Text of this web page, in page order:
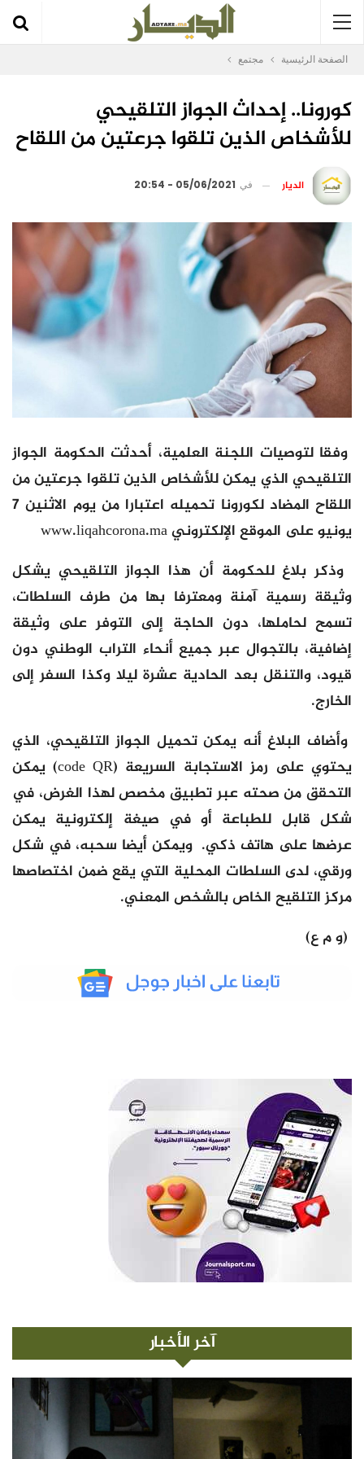
الصفحة الرئيسية مجتمع
كورونا.. إحداث الجواز التلقيحي
للأشخاص الذين تلقوا جرعتين من اللقاح
الديار في 05/06/2021 - 20:54
وفقا لتوصيات اللجنة العلمية، أحدثت الحكومة الجواز
التلقيحي الذي يمكن للأشخاص الذين تلقوا جرعتين من
اللقاح المضاد لكورونا تحميله اعتبارا من يوم الاثنين 7
يونيو على الموقع الإلكتروني www.liqahcorona.ma
وذكر بلاغ للحكومة أن هذا الجواز التلقيحي يشكل
وثيقة رسمية آمنة ومعترفا بها من طرف السلطات،
تسمح لحاملها، دون الحاجة إلى التوفر على وثيقة
إضافية، بالتجوال عبر جميع أنحاء التراب الوطني دون
قيود، والتنقل بعد الحادية عشرة ليلا وكذا السفر إلى
الخارج.
وأضاف البلاغ أنه يمكن تحميل الجواز التلقيحي، الذي
يحتوي على رمز الاستجابة السريعة (code QR) يمكن
التحقق من صحته عبر تطبيق مخصص لهذا الغرض، في
شكل قابل للطباعة أو في صيغة إلكترونية يمكن
عرضها على هاتف ذكي. ويمكن أيضا سحبه، في شكل
ورقي، لدى السلطات المحلية التي يقع ضمن اختصاصها
مركز التلقيح الخاص بالشخص المعني.
(و م ع)
آخر الأخبار